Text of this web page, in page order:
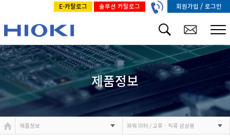
E-카탈로그 솔루션 카탈로그 회원가입 / 로그인
제품정보
제품정보 파워 미터 / 교류ㆍ직류 삼상용